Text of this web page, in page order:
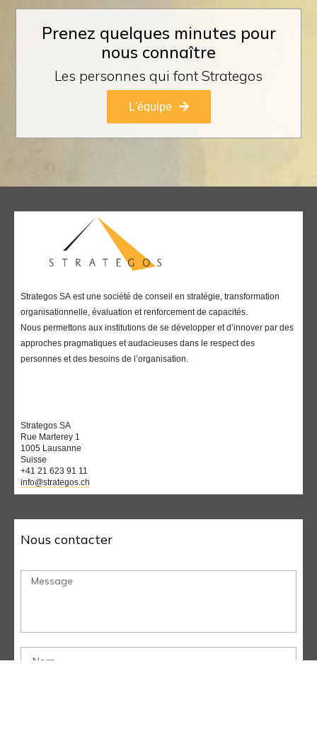
Prenez quelques minutes pour
nous connaître
Les personnes qui font Strategos
L'équipe
Strategos SAest une société de conseil en stratégie, transformation
organisationnelle, évaluation et renforcement de capacités.
Nous permettons aux institutions de se développer et d’innover par des
approches pragmatiques et audacieuses dans le respect des
personnes et des besoins de l’organisation.
Strategos SA
Rue Marterey 1
1005 Lausanne
Suisse
+41 21 623 91 11
info@strategos.ch
Nous contacter